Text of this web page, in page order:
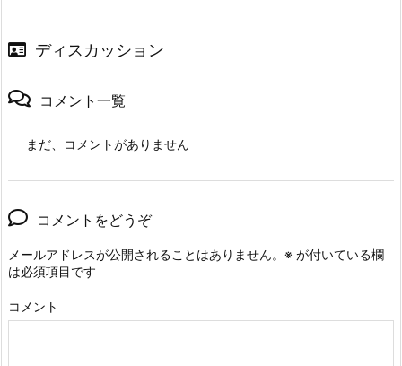
ディスカッション
コメント一覧
まだ、コメントがありません
コメントをどうぞ
メールアドレスが公開されることはありません。 ※ が付いている欄
は必須項目です
コメント